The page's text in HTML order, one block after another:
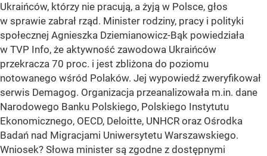
Ukraińców, którzy nie pracują, a żyją w Polsce, głos
w sprawie zabrał rząd. Minister rodziny, pracy i polityki
społecznej Agnieszka Dziemianowicz-Bąk powiedziała
w TVP Info, że aktywność zawodowa Ukraińców
przekracza 70 proc. i jest zbliżona do poziomu
notowanego wśród Polaków. Jej wypowiedź zweryfikował
serwis Demagog. Organizacja przeanalizowała m.in. dane
Narodowego Banku Polskiego, Polskiego Instytutu
Ekonomicznego, OECD, Deloitte, UNHCR oraz Ośrodka
Badań nad Migracjami Uniwersytetu Warszawskiego.
Wniosek? Słowa minister są zgodne z dostępnymi